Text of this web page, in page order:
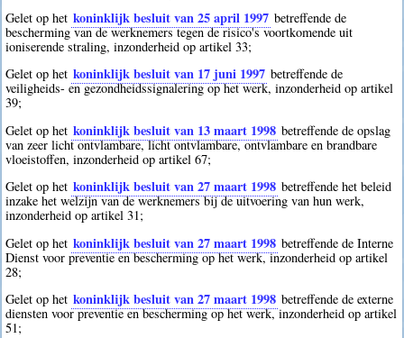
Gelet op het koninklijk besluit van 25 april 1997 betreffende de
bescherming van de werknemers tegen de risico's voortkomende uit
ioniserende straling, inzonderheid op artikel 33;
Gelet op het koninklijk besluit van 17 juni 1997 betreffende de
veiligheids- en gezondheidssignalering op het werk, inzonderheid op artikel
39;
Gelet op het koninklijk besluit van 13 maart 1998 betreffende de opslag
van zeer licht ontvlambare, licht ontvlambare, ontvlambare en brandbare
vloeistoffen, inzonderheid op artikel 67;
Gelet op het koninklijk besluit van 27 maart 1998 betreffende het beleid
inzake het welzijn van de werknemers bij de uitvoering van hun werk,
inzonderheid op artikel 31;
Gelet op het koninklijk besluit van 27 maart 1998 betreffende de Interne
Dienst voor preventie en bescherming op het werk, inzonderheid op artikel
28;
Gelet op het koninklijk besluit van 27 maart 1998 betreffende de externe
diensten voor preventie en bescherming op het werk, inzonderheid op artikel
51;